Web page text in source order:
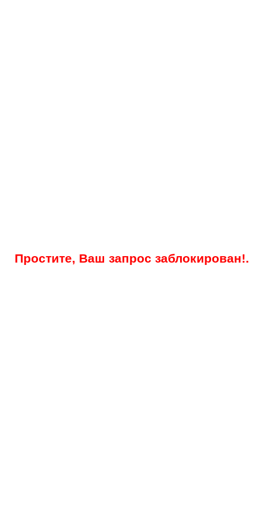
Простите, Ваш запрос заблокирован!.